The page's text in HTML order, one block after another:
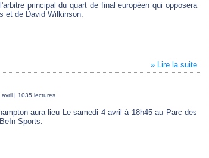
principal du quart de final européen qui opposera
et de David Wilkinson.
» Lire la suite
| 1035 lectures
aura lieu Le samedi 4 avril à 18h45 au Parc des
Sports.